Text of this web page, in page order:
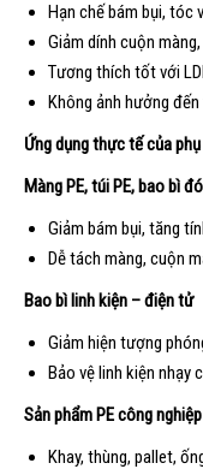
Hạn chế bám bụi, tóc
Giảm dính cuộn
Tương thích tốt với
Không ảnh hưởng
Ứng dụng thực tế của
Màng PE, túi PE, bao bì
Giảm bám bụi, tăng
Dễ tách màng, cuộn
Bao bì linh kiện – điện tử
Giảm hiện tượng
Bảo vệ linh kiện nhạy
Sản phẩm PE công nghiệp
Khay, thùng, pallet,